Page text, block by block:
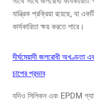
যান্ত্রিক প্রক্রিয়া রয়েছে, যা
কার্যকারিতা ক্ষয় করতে পারে।
দীর্ঘমেয়াদী জলরোধী অখণ্ডতা
চাপের প্রভাব
যদিও সিলিকন এবং EPDM